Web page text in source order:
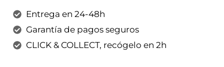
Entrega en 24-48h
Garantía de pagos seguros
CLICK & COLLECT, recógelo en 2h